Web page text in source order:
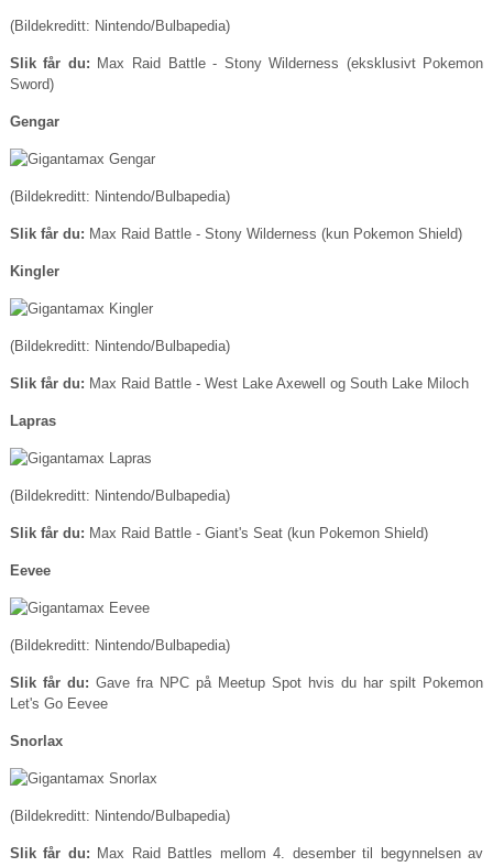
(Bildekreditt: Nintendo/Bulbapedia)
Slik får du: Max Raid Battle - Stony Wilderness (eksklusivt Pokemon
Sword)
Gengar
(Bildekreditt: Nintendo/Bulbapedia)
Slik får du: Max Raid Battle - Stony Wilderness (kun Pokemon Shield)
Kingler
(Bildekreditt: Nintendo/Bulbapedia)
Slik får du: Max Raid Battle - West Lake Axewell og South Lake Miloch
Lapras
(Bildekreditt: Nintendo/Bulbapedia)
Slik får du: Max Raid Battle - Giant's Seat (kun Pokemon Shield)
Eevee
(Bildekreditt: Nintendo/Bulbapedia)
Slik får du: Gave fra NPC på Meetup Spot hvis du har spilt Pokemon
Let's Go Eevee
Snorlax
(Bildekreditt: Nintendo/Bulbapedia)
Slik får du: Max Raid Battles mellom 4. desember til begynnelsen av